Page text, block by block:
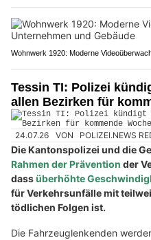
Wohnwerk 1920: Moderne
Tessin TI: Polizei
allen Bezirken für
24.07.26 VON POLIZEI.NEWS
Die Kantonspolizei und die
Rahmen der Prävention der
dassüberhöhte
für Verkehrsunfälle mit
tödlichen Folgen ist.
Die Fahrzeuglenkenden